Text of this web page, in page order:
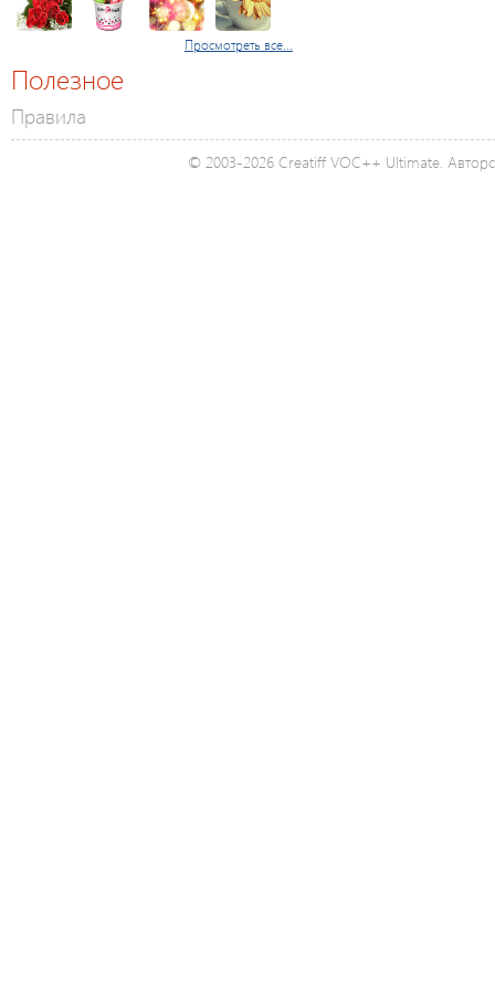
Просмотреть все...
Полезное
Правила
© 2003-2026 Creatiff VOC++ Ultimate.